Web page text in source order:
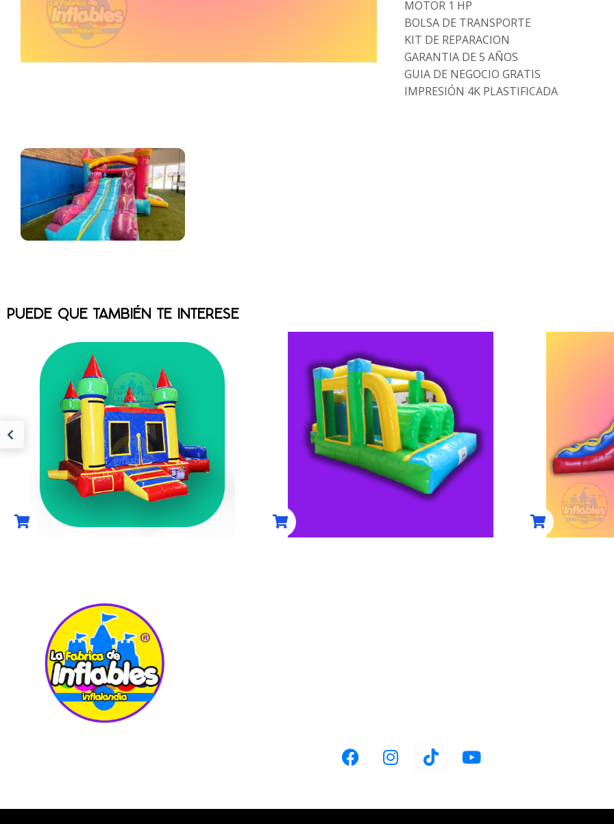
MOTOR 1 HP
BOLSA DE TRANSPORTE
KIT DE REPARACION
GARANTIA DE 5 AÑOS
GUIA DE NEGOCIO GRATIS
IMPRESIÓN 4K PLASTIFICADA
PUEDE QUE TAMBIÉN TE INTERESE
UNICORNIO RAMPA
MOD 1206
MEDIDAS 5.2M LARGO X 4M ANCHO X
3M ALTO INCLUYE......
$ 31,599.00
(0)
COMPRAR AHORA
CASTILLO IMPERIAL
MOD 1281
MEDIDAS 5M LARGO X 4M ANCHO X
3M ALTO INCLUYE......
$26,499.00
COMPRAR AHORA
MEDIDAS
2.4M
$